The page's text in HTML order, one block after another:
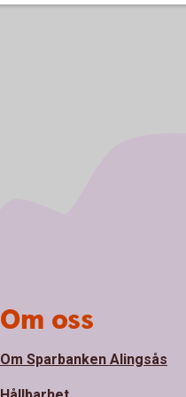
Om oss
Om Sparbanken Alingsås